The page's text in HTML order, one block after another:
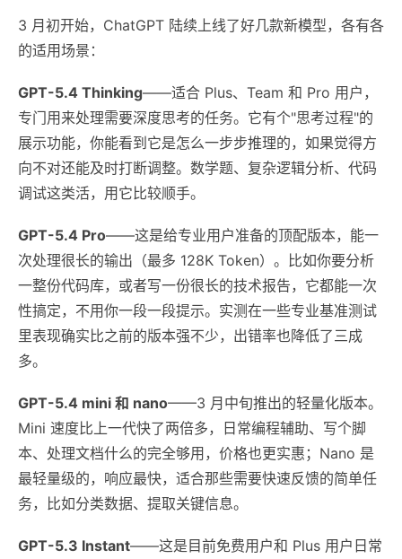
3 月初开始，ChatGPT 陆续上线了好几款新模型，各有各
的适用场景：
GPT-5.4 Thinking——适合 Plus、Team 和 Pro 用户，
专门用来处理需要深度思考的任务。它有个"思考过程"的
展示功能，你能看到它是怎么一步步推理的，如果觉得方
向不对还能及时打断调整。数学题、复杂逻辑分析、代码
调试这类活，用它比较顺手。
GPT-5.4 Pro——这是给专业用户准备的顶配版本，能一
次处理很长的输出（最多 128K Token）。比如你要分析
一整份代码库，或者写一份很长的技术报告，它都能一次
性搞定，不用你一段一段提示。实测在一些专业基准测试
里表现确实比之前的版本强不少，出错率也降低了三成
多。
GPT-5.4 mini 和 nano——3 月中旬推出的轻量化版本。
Mini 速度比上一代快了两倍多，日常编程辅助、写个脚
本、处理文档什么的完全够用，价格也更实惠；Nano 是
最轻量级的，响应最快，适合那些需要快速反馈的简单任
务，比如分类数据、提取关键信息。
GPT-5.3 Instant——这是目前免费用户和 Plus 用户日常